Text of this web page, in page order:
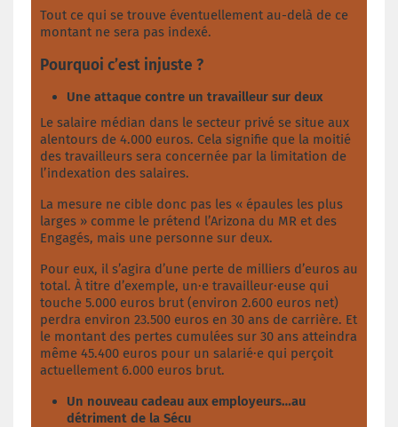
Tout ce qui se trouve éventuellement au-delà de ce
montant ne sera pas indexé.
Pourquoi c’est injuste ?
Une attaque contre un travailleur sur deux
Le salaire médian dans le secteur privé se situe aux
alentours de 4.000 euros. Cela signifie que la moitié
des travailleurs sera concernée par la limitation de
l’indexation des salaires.
La mesure ne cible donc pas les « épaules les plus
larges » comme le prétend l’Arizona du MR et des
Engagés, mais une personne sur deux.
Pour eux, il s’agira d’une perte de milliers d’euros au
total. À titre d’exemple, un·e travailleur·euse qui
touche 5.000 euros brut (environ 2.600 euros net)
perdra environ 23.500 euros en 30 ans de carrière. Et
le montant des pertes cumulées sur 30 ans atteindra
même 45.400 euros pour un salarié·e qui perçoit
actuellement 6.000 euros brut.
Un nouveau cadeau aux employeurs…au
détriment de la Sécu